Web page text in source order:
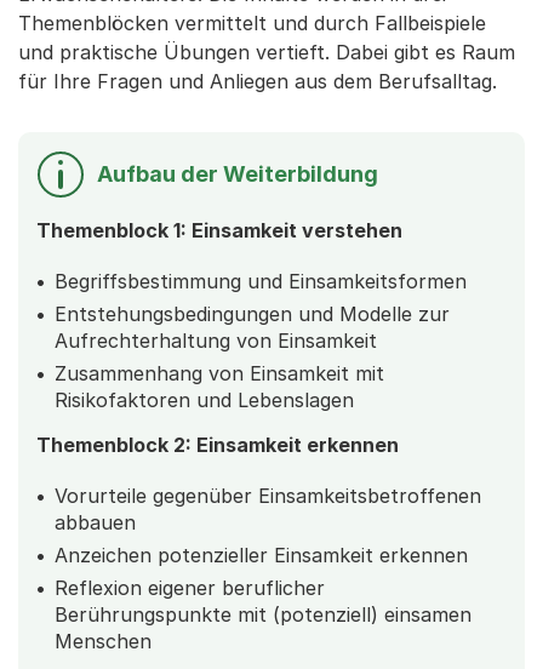
Themenblöcken vermittelt und durch Fallbeispiele
und praktische Übungen vertieft. Dabei gibt es Raum
für Ihre Fragen und Anliegen aus dem Berufsalltag.
Aufbau der Weiterbildung
Themenblock 1: Einsamkeit verstehen
Begriffsbestimmung und Einsamkeitsformen
Entstehungsbedingungen und Modelle zur
Aufrechterhaltung von Einsamkeit
Zusammenhang von Einsamkeit mit
Risikofaktoren und Lebenslagen
Themenblock 2: Einsamkeit erkennen
Vorurteile gegenüber Einsamkeitsbetroffenen
abbauen
Anzeichen potenzieller Einsamkeit erkennen
Reflexion eigener beruflicher
Berührungspunkte mit (potenziell) einsamen
Menschen